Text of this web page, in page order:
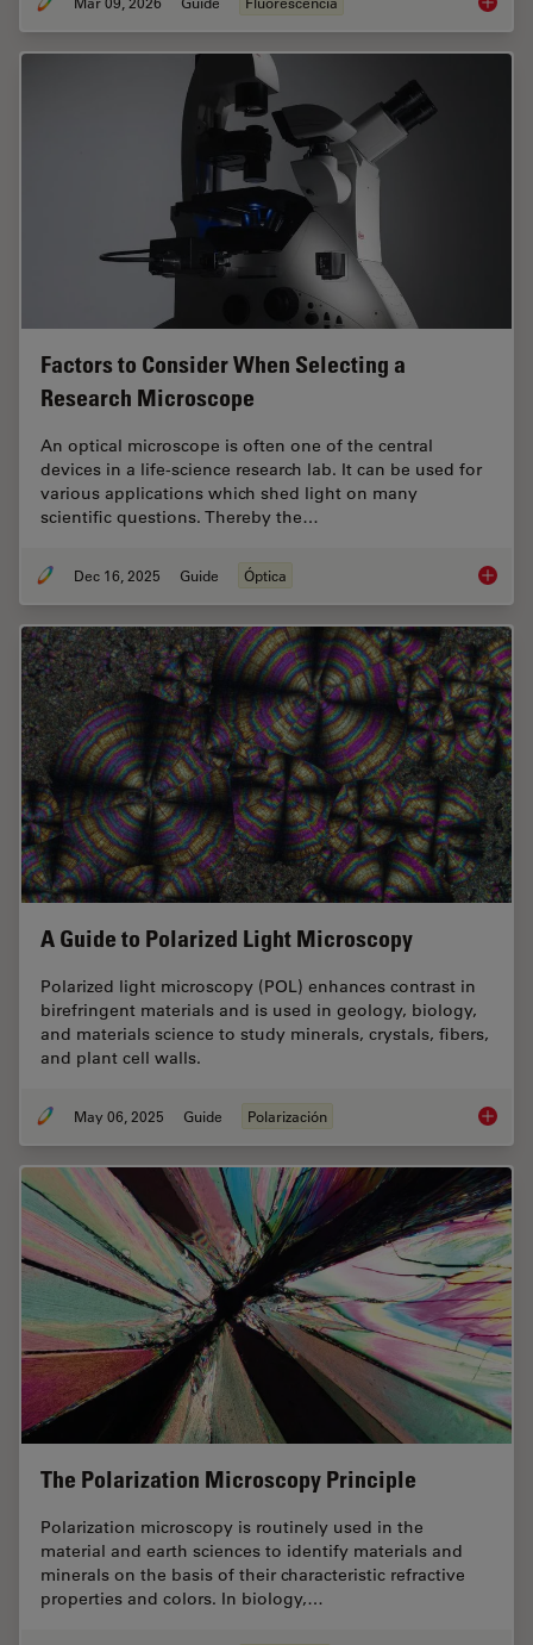
Factors to Consider When Selecting a
Research Microscope
An optical microscope is often one of the central
devices in a life-science research lab. It can be used for
various applications which shed light on many
scientific questions. Thereby the…
Dec 16, 2025 Guide Óptica Factors
A Guide to Polarized Light Microscopy
Polarized light microscopy (POL) enhances contrast in
birefringent materials and is used in geology, biology,
and materials science to study minerals, crystals, fibers,
and plant cell walls.
May 06, 2025 Guide Polarización A
The Polarization Microscopy Principle
Polarization microscopy is routinely used in the
material and earth sciences to identify materials and
minerals on the basis of their characteristic refractive
properties and colors. In biology,…